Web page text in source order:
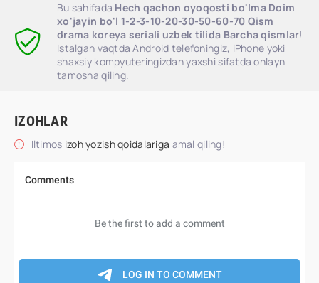
Bu sahifada Hech qachon oyoqosti bo'lma Doim
xo'jayin bo'l 1-2-3-10-20-30-50-60-70 Qism
drama koreya seriali uzbek tilida Barcha qismlar!
Istalgan vaqtda Android telefoningiz, iPhone yoki
shaxsiy kompyuteringizdan yaxshi sifatda onlayn
tamosha qiling.
IZOHLAR
Iltimos izoh yozish qoidalariga amal qiling!